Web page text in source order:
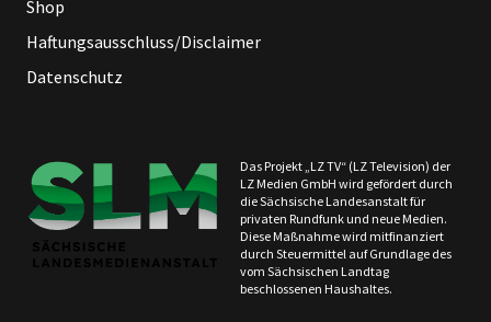
Shop
Haftungsausschluss/Disclaimer
Datenschutz
Das Projekt „LZ TV“ (LZ Television) der
LZ Medien GmbH wird gefördert durch
die Sächsische Landesanstalt für
privaten Rundfunk und neue Medien.
Diese Maßnahme wird mitfinanziert
durch Steuermittel auf Grundlage des
vom Sächsischen Landtag
beschlossenen Haushaltes.